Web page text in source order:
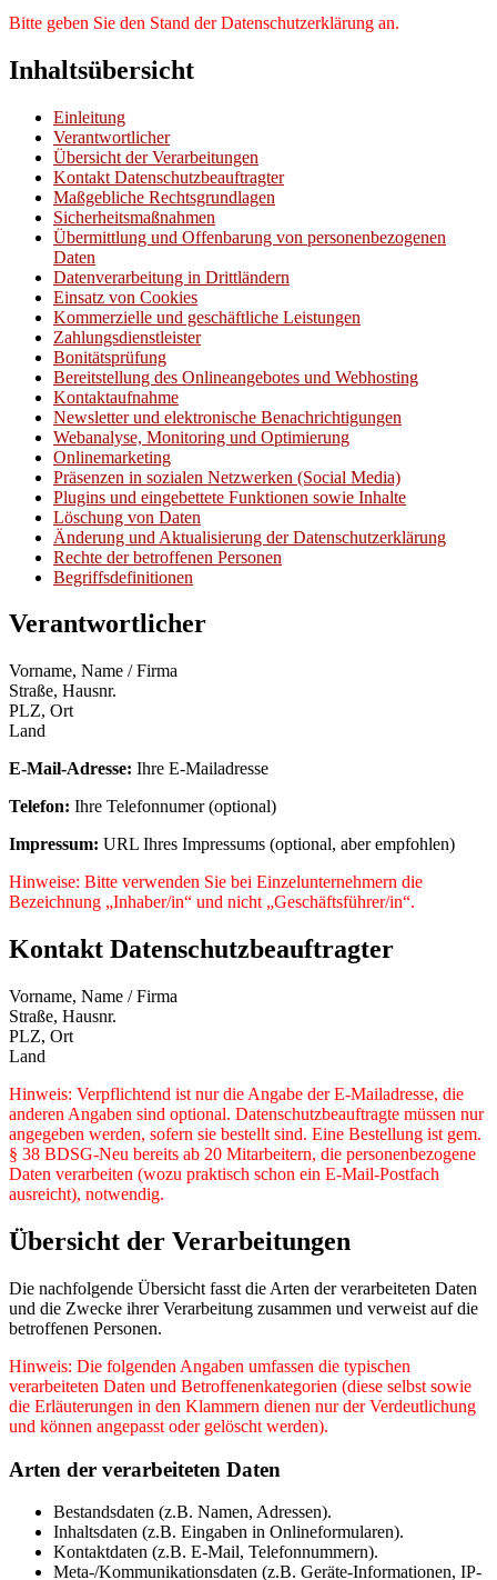
Bitte geben Sie den Stand der Datenschutzerklärung an.
Inhaltsübersicht
Einleitung
Verantwortlicher
Übersicht der Verarbeitungen
Kontakt Datenschutzbeauftragter
Maßgebliche Rechtsgrundlagen
Sicherheitsmaßnahmen
Übermittlung und Offenbarung von personenbezogenen
Daten
Datenverarbeitung in Drittländern
Einsatz von Cookies
Kommerzielle und geschäftliche Leistungen
Zahlungsdienstleister
Bonitätsprüfung
Bereitstellung des Onlineangebotes und Webhosting
Kontaktaufnahme
Newsletter und elektronische Benachrichtigungen
Webanalyse, Monitoring und Optimierung
Onlinemarketing
Präsenzen in sozialen Netzwerken (Social Media)
Plugins und eingebettete Funktionen sowie Inhalte
Löschung von Daten
Änderung und Aktualisierung der Datenschutzerklärung
Rechte der betroffenen Personen
Begriffsdefinitionen
Verantwortlicher
Vorname, Name / Firma
Straße, Hausnr.
PLZ, Ort
Land
E-Mail-Adresse: Ihre E-Mailadresse
Telefon: Ihre Telefonnumer (optional)
Impressum: URL Ihres Impressums (optional, aber empfohlen)
Hinweise: Bitte verwenden Sie bei Einzelunternehmern die
Bezeichnung „Inhaber/in“ und nicht „Geschäftsführer/in“.
Kontakt Datenschutzbeauftragter
Vorname, Name / Firma
Straße, Hausnr.
PLZ, Ort
Land
Hinweis: Verpflichtend ist nur die Angabe der E-Mailadresse, die
anderen Angaben sind optional. Datenschutzbeauftragte müssen nur
angegeben werden, sofern sie bestellt sind. Eine Bestellung ist gem.
§ 38 BDSG-Neu bereits ab 20 Mitarbeitern, die personenbezogene
Daten verarbeiten (wozu praktisch schon ein E-Mail-Postfach
ausreicht), notwendig.
Übersicht der Verarbeitungen
Die nachfolgende Übersicht fasst die Arten der verarbeiteten Daten
und die Zwecke ihrer Verarbeitung zusammen und verweist auf die
betroffenen Personen.
Hinweis: Die folgenden Angaben umfassen die typischen
verarbeiteten Daten und Betroffenenkategorien (diese selbst sowie
die Erläuterungen in den Klammern dienen nur der Verdeutlichung
und können angepasst oder gelöscht werden).
Arten der verarbeiteten Daten
Bestandsdaten (z.B. Namen, Adressen).
Inhaltsdaten (z.B. Eingaben in Onlineformularen).
Kontaktdaten (z.B. E-Mail, Telefonnummern).
Meta-/Kommunikationsdaten (z.B. Geräte-Informationen, IP-